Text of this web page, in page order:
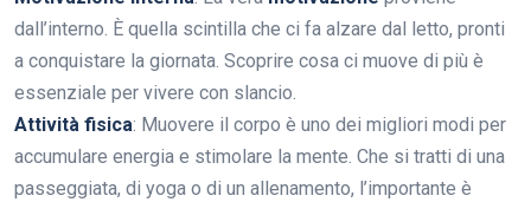
dall’interno. È quella scintilla che ci fa alzare dal letto, pronti
a conquistare la giornata. Scoprire cosa ci muove di più è
essenziale per vivere con slancio.
Attività fisica: Muovere il corpo è uno dei migliori modi per
accumulare energia e stimolare la mente. Che si tratti di una
passeggiata, di yoga o di un allenamento, l’importante è